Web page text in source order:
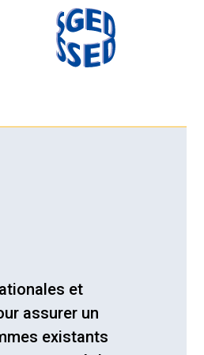
et
assurer un
existants